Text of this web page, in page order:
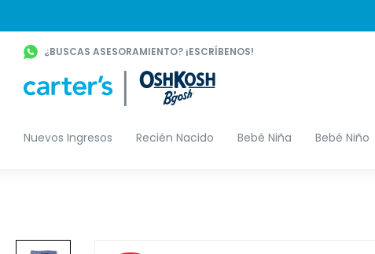
Nuevos Ingresos Recién Nacido Bebé Niña Bebé Niño
¿BUSCAS ASESORAMIENTO? ¡ESCRÍBENOS!